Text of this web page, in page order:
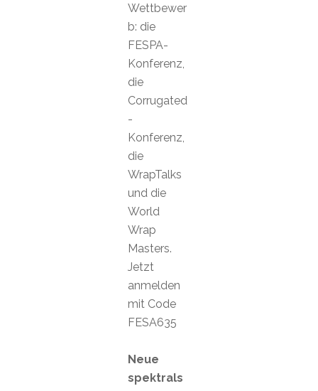
Wettbewer
b: die
FESPA-
Konferenz,
die
Corrugated
-
Konferenz,
die
WrapTalks
und die
World
Wrap
Masters.
Jetzt
anmelden
mit Code
FESA635
Neue
spektrals